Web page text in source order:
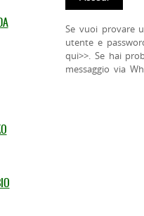
Se vuoi provare
utente e
qui>>. Se hai
messaggio via